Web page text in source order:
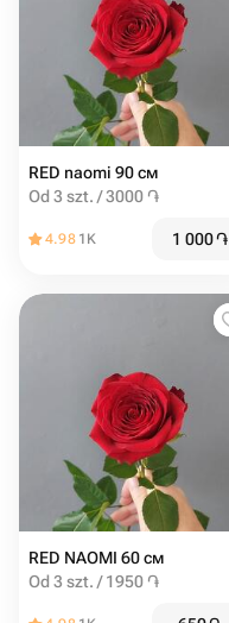
RED naomi 90 см
Od 3 szt. / 3000 ֏
4.98 1K 1 000֏
RED NAOMI 60 см
Od 3 szt. / 1950 ֏